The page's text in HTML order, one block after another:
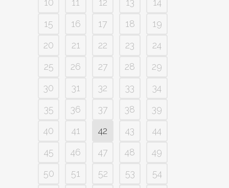
15
16 17 18
19
20
21 22 23
24
25
26 27 28
29
30
31 32 33
34
35
36 37 38
39
40
41 42 43
44
45
46 47 48
49
50
51 52 53
54